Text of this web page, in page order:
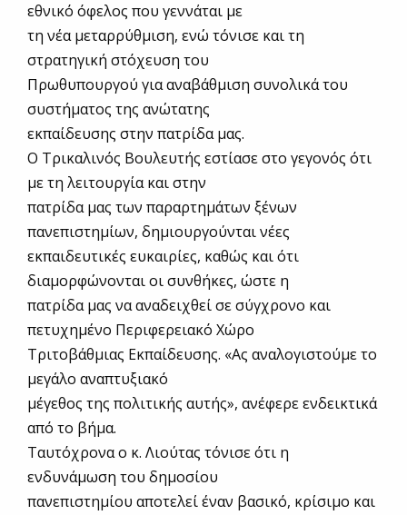
εθνικό όφελος που γεννάται με
τη νέα μεταρρύθμιση, ενώ τόνισε και τη
στρατηγική στόχευση του
Πρωθυπουργού για αναβάθμιση συνολικά του
συστήματος της ανώτατης
εκπαίδευσης στην πατρίδα μας.
Ο Τρικαλινός Βουλευτής εστίασε στο γεγονός ότι
με τη λειτουργία και στην
πατρίδα μας των παραρτημάτων ξένων
πανεπιστημίων, δημιουργούνται νέες
εκπαιδευτικές ευκαιρίες, καθώς και ότι
διαμορφώνονται οι συνθήκες, ώστε η
πατρίδα μας να αναδειχθεί σε σύγχρονο και
πετυχημένο Περιφερειακό Χώρο
Τριτοβάθμιας Εκπαίδευσης. «Ας αναλογιστούμε το
μεγάλο αναπτυξιακό
μέγεθος της πολιτικής αυτής», ανέφερε ενδεικτικά
από το βήμα.
Ταυτόχρονα ο κ. Λιούτας τόνισε ότι η
ενδυνάμωση του δημοσίου
πανεπιστημίου αποτελεί έναν βασικό, κρίσιμο και